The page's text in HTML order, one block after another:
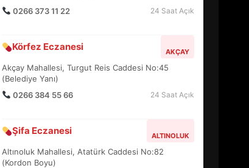
0266 373 11 22
24 Saat Açık
Körfez Eczanesi AKÇAY
Akçay Mahallesi, Turgut Reis Caddesi No:45
(Belediye Yanı)
0266 384 55 66
24 Saat Açık
Şifa Eczanesi ALTINOLUK
Altınoluk Mahallesi, Atatürk Caddesi No:82
(Kordon Boyu)
5
6
BURHANİYE SATRANÇ
DEĞİŞTİRİYOR?
7
BURHANİYE
BELEDİYESPOR’DA YENİ
YÖNETİM NASIL ŞEKİLLENDİ?